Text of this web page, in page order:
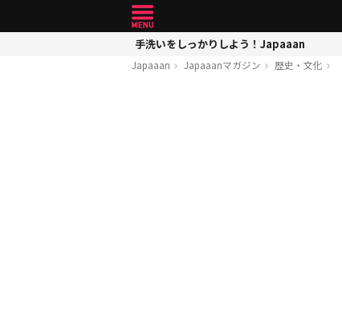
手洗いをしっかりしよう！Japaaan
Japaaan Japaaanマガジン 歴史・文化